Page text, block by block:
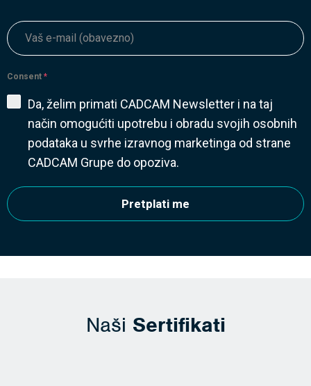
Consent *
Da, želim primati CADCAM Newsletter i na taj
način omogućiti upotrebu i obradu svojih osobnih
podataka u svrhe izravnog marketinga od strane
CADCAM Grupe do opoziva.
Pretplati me
Naši Sertifikati